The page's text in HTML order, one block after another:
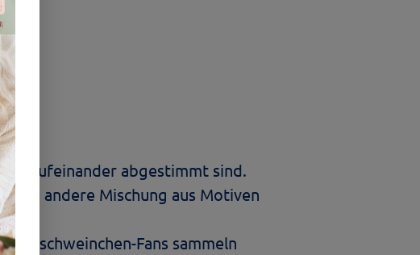
aufeinander abgestimmt sind.
eine andere Mischung aus Motiven
Fans sammeln